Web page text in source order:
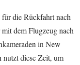
die Rückfahrt nach
dem Flugzeug nach
in New
nutzt diese Zeit, um